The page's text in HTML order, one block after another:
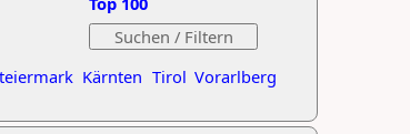
Kärnten Tirol Vorarlberg